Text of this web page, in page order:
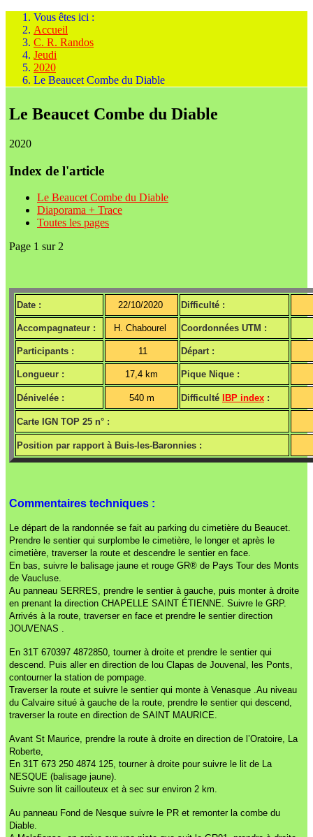
Vous êtes ici :
Accueil
C. R. Randos
Jeudi
2020
Le Beaucet Combe du Diable
Le Beaucet Combe du Diable
2020
Index de l'article
Le Beaucet Combe du Diable
Diaporama + Trace
Toutes les pages
Page 1 sur 2
Date : 22/10/2020 Difficulté :
Accompagnateur : H. Chabourel Coordonnées UTM :
Participants : 11 Départ :
Longueur : 17,4 km Pique Nique :
Dénivelée : 540 m Difficulté IBP index :
Carte IGN TOP 25 n° :
Position par rapport à Buis-les-Baronnies :
Commentaires techniques :
Le départ de la randonnée se fait au parking du cimetière du Beaucet.
Prendre le sentier qui surplombe le cimetière, le longer et après le
cimetière, traverser la route et descendre le sentier en face.
En bas, suivre le balisage jaune et rouge GR® de Pays Tour des Monts
de Vaucluse.
Au panneau SERRES, prendre le sentier à gauche, puis monter à droite
en prenant la direction CHAPELLE SAINT ÉTIENNE. Suivre le GRP.
Arrivés à la route, traverser en face et prendre le sentier direction
JOUVENAS .
En 31T 670397 4872850, tourner à droite et prendre le sentier qui
descend. Puis aller en direction de lou Clapas de Jouvenal, les Ponts,
contourner la station de pompage.
Traverser la route et suivre le sentier qui monte à Venasque .Au niveau
du Calvaire situé à gauche de la route, prendre le sentier qui descend,
traverser la route en direction de SAINT MAURICE.
Avant St Maurice, prendre la route à droite en direction de l’Oratoire, La
Roberte,
En 31T 673 250 4874 125, tourner à droite pour suivre le lit de La
NESQUE (balisage jaune).
Suivre son lit caillouteux et à sec sur environ 2 km.
Au panneau Fond de Nesque suivre le PR et remonter la combe du
Diable.